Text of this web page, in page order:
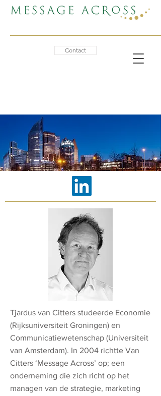
Contact
Tjardus van Citters studeerde Economie
(Rijksuniversiteit Groningen) en
Communicatiewetenschap (Universiteit
van Amsterdam). In 2004 richtte Van
Citters ‘Message Across’ op; een
onderneming die zich richt op het
managen van de strategie, marketing